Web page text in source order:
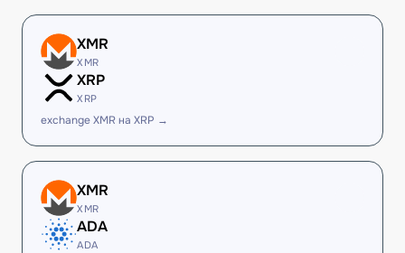
XMR
XMR
XRP
XRP
exchange XMR на XRP →
XMR
XMR
ADA
ADA